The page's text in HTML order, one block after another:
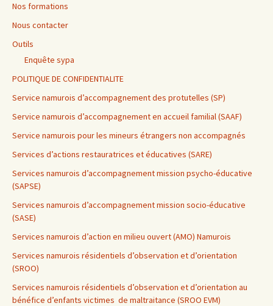
Nos formations
Nous contacter
Outils
Enquête sypa
POLITIQUE DE CONFIDENTIALITE
Service namurois d’accompagnement des protutelles (SP)
Service namurois d’accompagnement en accueil familial (SAAF)
Service namurois pour les mineurs étrangers non accompagnés
Services d’actions restauratrices et éducatives (SARE)
Services namurois d’accompagnement mission psycho-éducative
(SAPSE)
Services namurois d’accompagnement mission socio-éducative
(SASE)
Services namurois d’action en milieu ouvert (AMO) Namurois
Services namurois résidentiels d’observation et d’orientation
(SROO)
Services namurois résidentiels d’observation et d’orientation au
bénéfice d’enfants victimes de maltraitance (SROO EVM)